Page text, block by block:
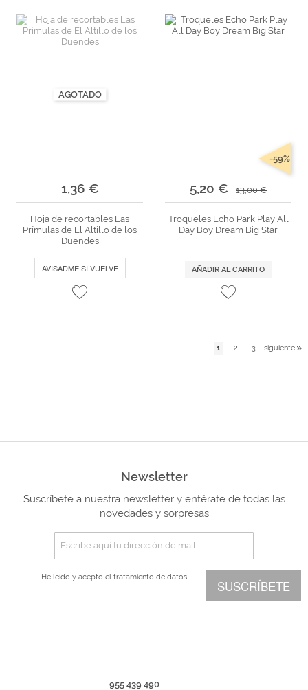
AGOTADO
1,36 €
Hoja de recortables Las
Prímulas de El Altillo de los
Duendes
AVISADME SI VUELVE
5,20 € 13,00 €
-59%
Troqueles Echo Park Play All
Day Boy Dream Big Star
AÑADIR AL CARRITO
1 2 3 siguiente
Newsletter
Suscríbete a nuestra newsletter y entérate de todas las
novedades y sorpresas
SUSCRÍBETE
He leído y acepto el tratamiento de datos.
955 439 490